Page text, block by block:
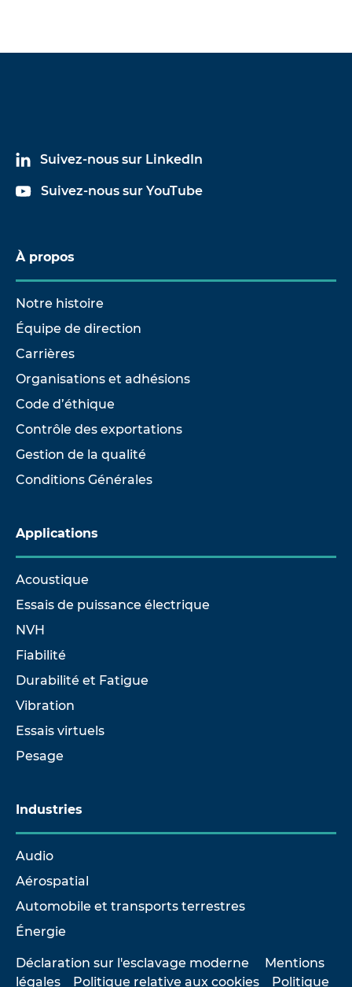
Suivez-nous sur LinkedIn
Suivez-nous sur YouTube
À propos
Notre histoire
Équipe de direction
Carrières
Organisations et adhésions
Code d’éthique
Contrôle des exportations
Gestion de la qualité
Conditions Générales
Applications
Acoustique
Essais de puissance électrique
NVH
Fiabilité
Durabilité et Fatigue
Vibration
Essais virtuels
Pesage
Industries
Audio
Aérospatial
Automobile et transports terrestres
Énergie
Déclaration sur l'esclavage moderne
Mentions
légales
Politique relative aux cookies Politique